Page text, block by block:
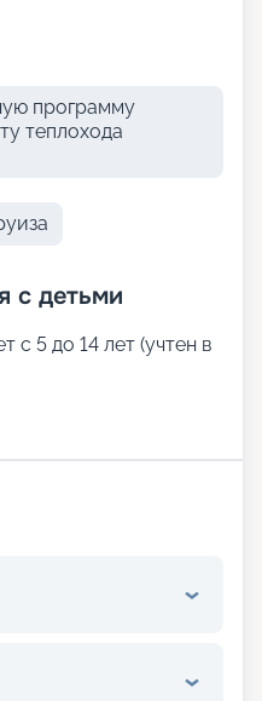
программу
теплохода
с детьми
с 5 до 14 лет (учтен в